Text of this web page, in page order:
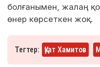
болғанымен, жалаң
өнер көрсеткен жоқ.
Тегтер: Қуат Хамитов